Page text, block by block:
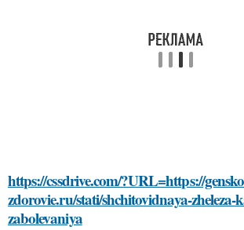
https://cssdrive.com/?URL=https://
zdorovie.ru/stati/shchitovidnaya-
zabolevaniya